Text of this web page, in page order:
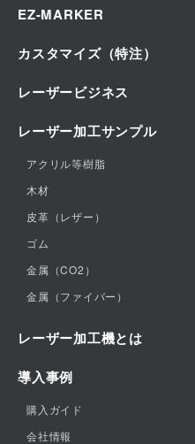
EZ-MARKER
カスタマイズ（特注）
レーザービジネス
レーザー加工サンプル
アクリル等樹脂
木材
皮革（レザー）
ゴム
金属（CO2）
金属（ファイバー）
レーザー加工機とは
導入事例
購入ガイド
会社情報